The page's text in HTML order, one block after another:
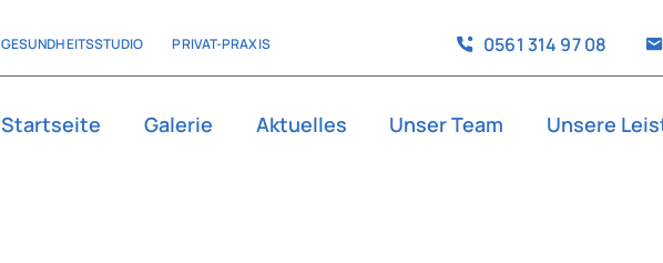
GESUNDHEITSSTUDIO PRIVAT-PRAXIS 0561 314 97 08
Startseite Galerie Aktuelles Unser Team Unsere